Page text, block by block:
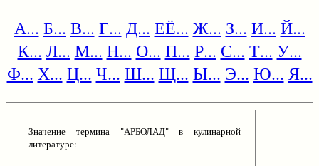
А... Б... В... Г... Д... ЕЁ... Ж... З... И... Й...
К... Л... М... Н... О... П... Р... С... Т... У...
Ф... Х... Ц... Ч... Ш... Щ... Ы... Э... Ю... Я...
Значение термина "АРБОЛАД" в кулинарной
литературе: